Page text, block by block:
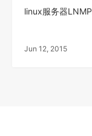
linux服务器
Jun 12, 2015